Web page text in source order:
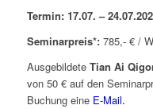
Termin: 17.07. –
Seminarpreis*:785,- € /
Ausgebildete Tian Ai
von 50 € auf den
Buchung eine E-Mail.